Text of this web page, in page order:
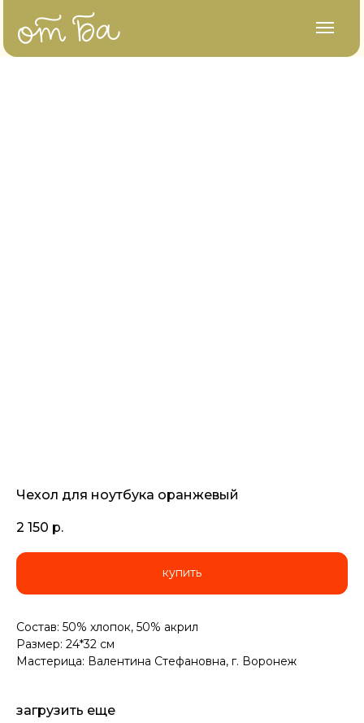
Чехол для ноутбука оранжевый
2 150 р.
купить
Состав: 50% хлопок, 50% акрил
Размер: 24*32 см
Мастерица: Валентина Стефановна, г. Воронеж
загрузить еще